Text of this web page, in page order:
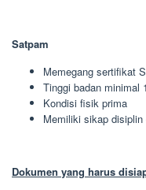
Satpam
Memegang sertifikat
Tinggi badan minimal
Kondisi fisik prima
Memiliki sikap disiplin
Dokumen yang harus